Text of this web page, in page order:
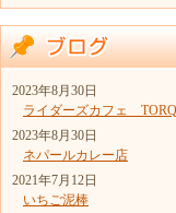
2023年8月30日
ライダーズカフェ
2023年8月30日
ネパールカレー店
2021年7月12日
いちご泥棒